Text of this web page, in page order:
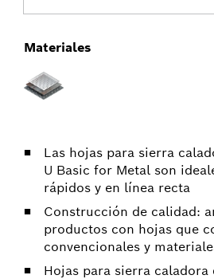
Las hojas para sierra
U Basic for Metal son
rápidos y en línea recta
Construcción de calidad:
productos con hojas que
convencionales y
Hojas para sierra caladora
Materiales